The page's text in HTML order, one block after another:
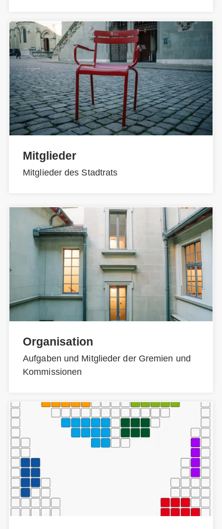
Mitglieder
Mitglieder des Stadtrats
Organisation
Aufgaben und Mitglieder der Gremien und
Kommissionen